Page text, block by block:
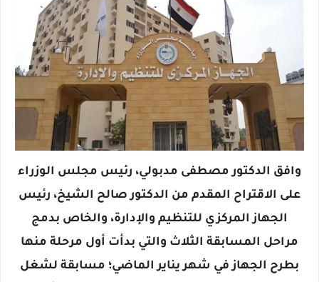
وافق الدكتور مصطفى مدبولي، رئيس مجلس الوزراء
على الاقتراح المقدم من الدكتور صالح الشيخ، رئيس
الجهاز المركزي للتنظيم والإدارة، والخاص بدمج
مراحل المسابقة الثلاث والتي بدأت أول مرحلة منها
بطرح الجهاز في شهر يناير الماضي؛ مسابقة لشغل